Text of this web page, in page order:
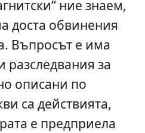
ние знаем,
доста обвинения
Въпросът е има
за
описани по
са действията,
е предприела